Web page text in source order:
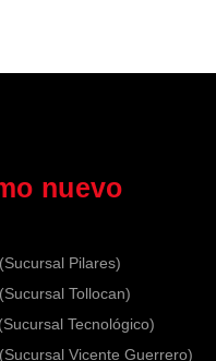
nuevo
Pilares)
Tollocan)
Tecnológico)
Vicente Guerrero)